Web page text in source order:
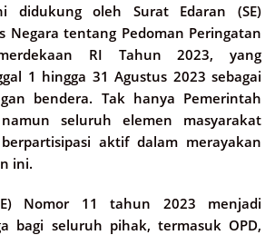
didukung oleh Surat Edaran (SE)
Negara tentang Pedoman Peringatan
RI Tahun 2023, yang
1 hingga 31 Agustus 2023 sebagai
bendera. Tak hanya Pemerintah
seluruh elemen masyarakat
aktif dalam merayakan
ini.
Nomor 11 tahun 2023 menjadi
bagi seluruh pihak, termasuk OPD,